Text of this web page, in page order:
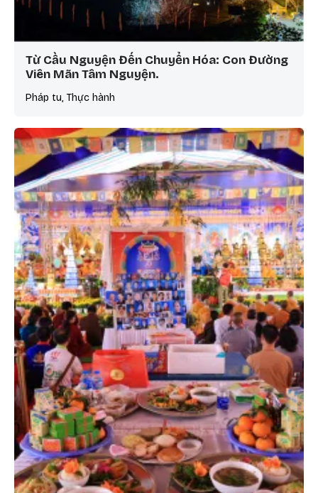
Từ Cầu Nguyện Đến Chuyển Hóa: Con Đường
Viên Mãn Tâm Nguyện.
Pháp tu, Thực hành